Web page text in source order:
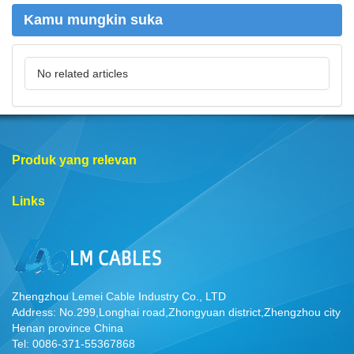
Kamu mungkin suka
No related articles
Produk yang relevan
Links
Zhengzhou Lemei Cable Industry Co., LTD
Address: No.299,Longhai road,Zhongyuan district,Zhengzhou city
Henan province China
Tel: 0086-371-55367868